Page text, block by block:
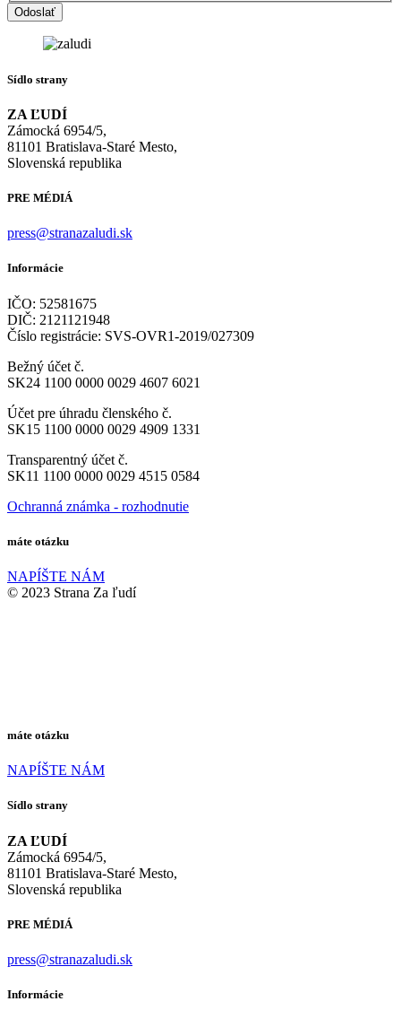
Odoslať
Sídlo strany
ZA ĽUDÍ
Zámocká 6954/5,
81101 Bratislava-Staré Mesto,
Slovenská republika
PRE MÉDIÁ
press@stranazaludi.sk
Informácie
IČO: 52581675
DIČ: 2121121948
Číslo registrácie: SVS-OVR1-2019/027309
Bežný účet č.
SK24 1100 0000 0029 4607 6021
Účet pre úhradu členského č.
SK15 1100 0000 0029 4909 1331
Transparentný účet č.
SK11 1100 0000 0029 4515 0584
Ochranná známka - rozhodnutie
máte otázku
NAPÍŠTE NÁM
© 2023 Strana Za ľudí
máte otázku
NAPÍŠTE NÁM
Sídlo strany
ZA ĽUDÍ
Zámocká 6954/5,
81101 Bratislava-Staré Mesto,
Slovenská republika
PRE MÉDIÁ
press@stranazaludi.sk
Informácie